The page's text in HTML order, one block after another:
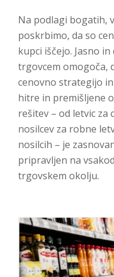
Na podlagi bogatih,
poskrbimo, da so
kupci iščejo. Jasno
trgovcem omogoča,
cenovno strategijo
hitre in premišljene
rešitev – od letvic za
nosilcev za robne
nosilcih – je
pripravljen na
trgovskem okolju.